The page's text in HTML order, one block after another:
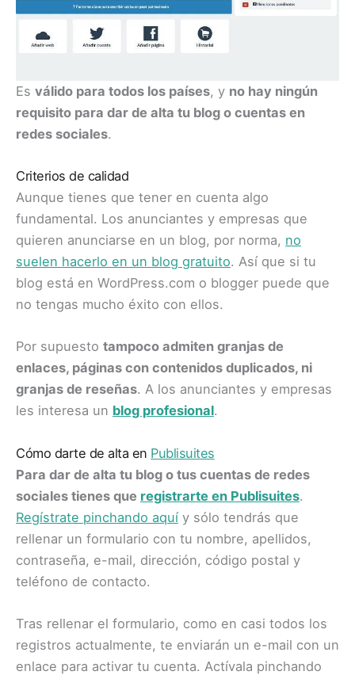
Es válido para todos los países, y no hay ningún
requisito para dar de alta tu blog o cuentas en
redes sociales.
Criterios de calidad
Aunque tienes que tener en cuenta algo
fundamental. Los anunciantes y empresas que
quieren anunciarse en un blog, por norma, no
suelen hacerlo en un blog gratuito. Así que si tu
blog está en WordPress.com o blogger puede que
no tengas mucho éxito con ellos.
Por supuesto tampoco admiten granjas de
enlaces, páginas con contenidos duplicados, ni
granjas de reseñas. A los anunciantes y empresas
les interesa un blog profesional.
Cómo darte de alta en Publisuites
Para dar de alta tu blog o tus cuentas de redes
sociales tienes que registrarte en Publisuites.
Regístrate pinchando aquí y sólo tendrás que
rellenar un formulario con tu nombre, apellidos,
contraseña, e-mail, dirección, código postal y
teléfono de contacto.
Tras rellenar el formulario, como en casi todos los
registros actualmente, te enviarán un e-mail con un
enlace para activar tu cuenta. Actívala pinchando